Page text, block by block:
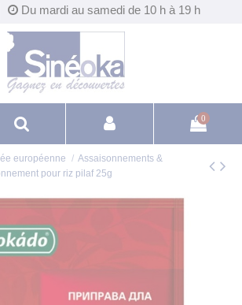
Du mardi au samedi de 10 h à 19 h
0
européenne
Assaisonnements &
pour riz pilaf 25g
cookies